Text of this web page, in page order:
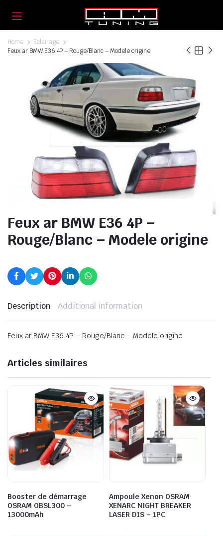
Home
Eclairage
Feux ar BMW E36 4P – Rouge/Blanc – Modele origine
Feux ar BMW E36 4P –
Rouge/Blanc – Modele origine
Description Additional information
Feux ar BMW E36 4P – Rouge/Blanc – Modele origine
Articles similaires
Booster de démarrage
OSRAM OBSL300 –
13000mAh
Ampoule Xenon OSRAM
XENARC NIGHT BREAKER
LASER D1S – 1PC